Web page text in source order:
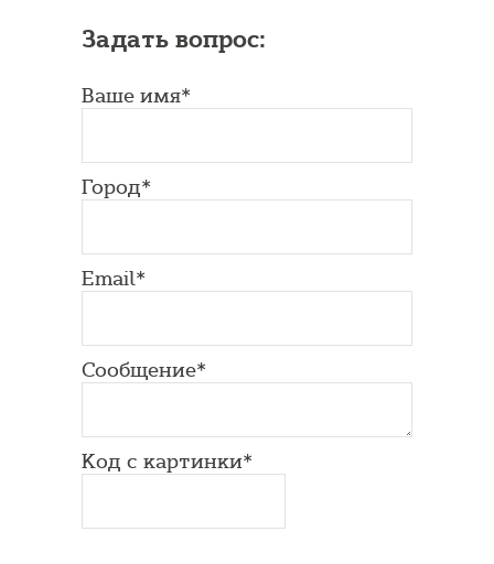
Задать вопрос:
Ваше имя*
Город*
Email*
Сообщение*
Код с картинки*